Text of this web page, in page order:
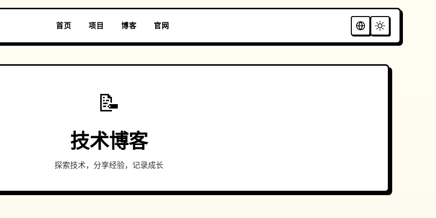
首页 项目 博客 官网
📝
技术博客
探索技术，分享经验，记录成长